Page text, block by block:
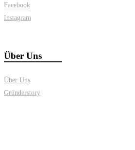
Facebook
Instagram
Über Uns
Über Uns
Gründerstory